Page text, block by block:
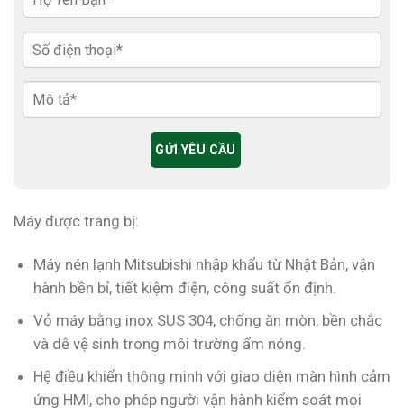
Máy được trang bị:
Máy nén lạnh Mitsubishi nhập khẩu từ Nhật Bản, vận
hành bền bỉ, tiết kiệm điện, công suất ổn định.
Vỏ máy bằng inox SUS 304, chống ăn mòn, bền chắc
và dễ vệ sinh trong môi trường ẩm nóng.
Hệ điều khiển thông minh với giao diện màn hình cảm
ứng HMI, cho phép người vận hành kiểm soát mọi